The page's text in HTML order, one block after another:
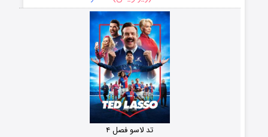
تد لاسو فصل ۴